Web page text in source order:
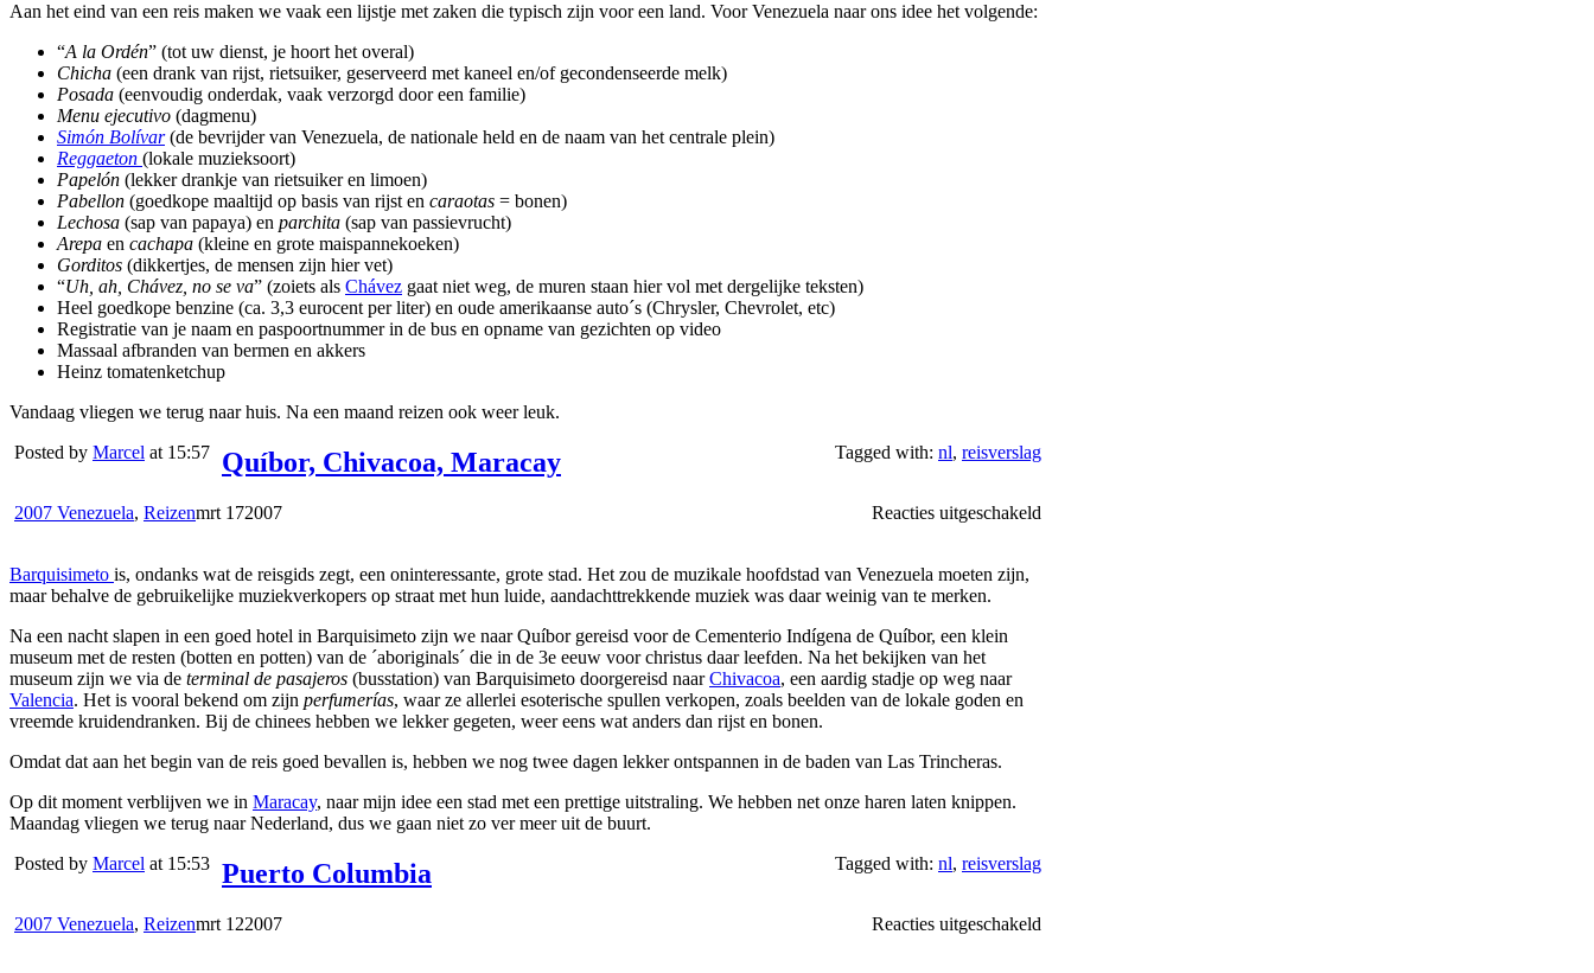
Aan het eind van een reis maken we vaak een lijstje met zaken die typisch zijn voor een land. Voor Venezuela naar ons idee het volgende:
“A la Ordén” (tot uw dienst, je hoort het overal)
Chicha (een drank van rijst, rietsuiker, geserveerd met kaneel en/of gecondenseerde melk)
Posada (eenvoudig onderdak, vaak verzorgd door een familie)
Menu ejecutivo (dagmenu)
Simón Bolívar (de bevrijder van Venezuela, de nationale held en de naam van het centrale plein)
Reggaeton (lokale muzieksoort)
Papelón (lekker drankje van rietsuiker en limoen)
Pabellon (goedkope maaltijd op basis van rijst en caraotas = bonen)
Lechosa (sap van papaya) en parchita (sap van passievrucht)
Arepa en cachapa (kleine en grote maispannekoeken)
Gorditos (dikkertjes, de mensen zijn hier vet)
“Uh, ah, Chávez, no se va” (zoiets als Chávez gaat niet weg, de muren staan hier vol met dergelijke teksten)
Heel goedkope benzine (ca. 3,3 eurocent per liter) en oude amerikaanse auto´s (Chrysler, Chevrolet, etc)
Registratie van je naam en paspoortnummer in de bus en opname van gezichten op video
Massaal afbranden van bermen en akkers
Heinz tomatenketchup
Vandaag vliegen we terug naar huis. Na een maand reizen ook weer leuk.
Posted by Marcel at 15:57 Tagged with: nl, reisverslag
Quíbor, Chivacoa, Maracay
2007 Venezuela, Reizen Reacties uitgeschakeld
mrt 172007
Barquisimeto is, ondanks wat de reisgids zegt, een oninteressante, grote stad. Het zou de muzikale hoofdstad van Venezuela moeten zijn,
maar behalve de gebruikelijke muziekverkopers op straat met hun luide, aandachttrekkende muziek was daar weinig van te merken.
Na een nacht slapen in een goed hotel in Barquisimeto zijn we naar Quíbor gereisd voor de Cementerio Indígena de Quíbor, een klein
museum met de resten (botten en potten) van de ´aboriginals´ die in de 3e eeuw voor christus daar leefden. Na het bekijken van het
museum zijn we via de terminal de pasajeros (busstation) van Barquisimeto doorgereisd naarChivacoa, een aardig stadje op weg naar
Valencia. Het is vooral bekend om zijn perfumerías, waar ze allerlei esoterische spullen verkopen, zoals beelden van de lokale goden en
vreemde kruidendranken. Bij de chinees hebben we lekker gegeten, weer eens wat anders dan rijst en bonen.
Omdat dat aan het begin van de reis goed bevallen is, hebben we nog twee dagen lekker ontspannen in de baden van Las Trincheras.
Op dit moment verblijven we in Maracay, naar mijn idee een stad met een prettige uitstraling. We hebben net onze haren laten knippen.
Maandag vliegen we terug naar Nederland, dus we gaan niet zo ver meer uit de buurt.
Posted by Marcel at 15:53 Tagged with: nl, reisverslag
Puerto Columbia
2007 Venezuela, Reizen Reacties uitgeschakeld
mrt 122007